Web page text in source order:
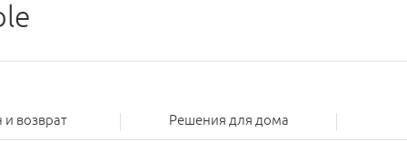
возврат Решения для дома